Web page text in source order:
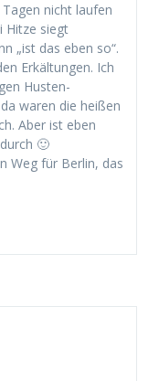
nicht laufen
Hitze siegt
„ist das eben so“.
Erkältungen. Ich
Husten-
waren die heißen
Aber ist eben
🙂
Weg für Berlin, das